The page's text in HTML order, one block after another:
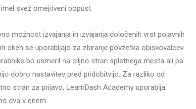
svež omejitveni popust.
možnost izvajanja in izvajanja določenih vrst pojavnih
oken se uporabljajo za zbiranje povzetka obiskovalcev
bo usmeril na ciljno stran spletnega mesta ali pa
dobro nastavitev pred pridobitvijo. Za razliko od
stran za prijavo, LearnDash Academy uporablja
dva v enem.